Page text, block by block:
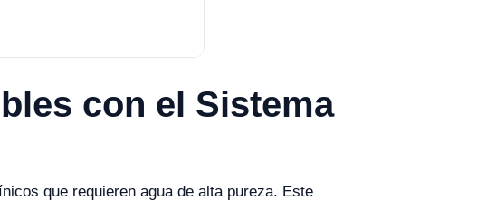
con el Sistema
que requieren agua de alta pureza. Este